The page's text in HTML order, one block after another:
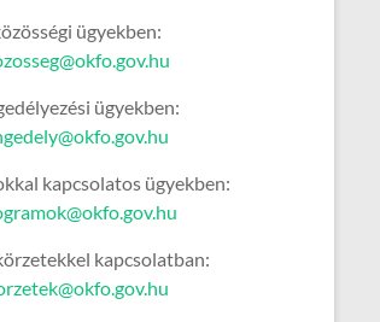
ügyekben:
ügyekben:
kapcsolatos ügyekben:
kapcsolatban: